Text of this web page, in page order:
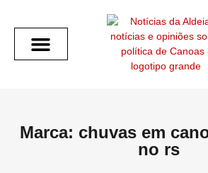
Marca: chuvas em
no rs